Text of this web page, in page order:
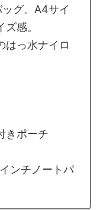
グ。A4サイ
感。
はっ水ナイロ
きポーチ
ンチノートパ